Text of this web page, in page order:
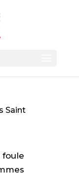
Saint
foule